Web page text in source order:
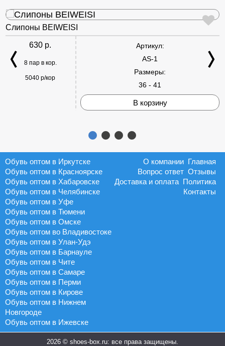
Слипоны BEIWEISI
630 р.
8 пар в кор.
5040 р/кор
Артикул:
AS-1
Размеры:
36 - 41
В корзину
Обувь оптом в Иркутске
Обувь оптом в Красноярске
Обувь оптом в Хабаровске
Обувь оптом в Челябинске
Обувь оптом в Уфе
Обувь оптом в Тюмени
Обувь оптом в Омске
Обувь оптом во Владивостоке
Обувь оптом в Улан-Удэ
Обувь оптом в Барнауле
Обувь оптом в Чите
Обувь оптом в Самаре
Обувь оптом в Перми
Обувь оптом в Кирове
Обувь оптом в Нижнем
Новгороде
Обувь оптом в Ижевске
Главная
О компании
Отзывы
Вопрос ответ
Политика
Доставка и оплата
Контакты
2026 © shoes-box.ru: все права защищены.